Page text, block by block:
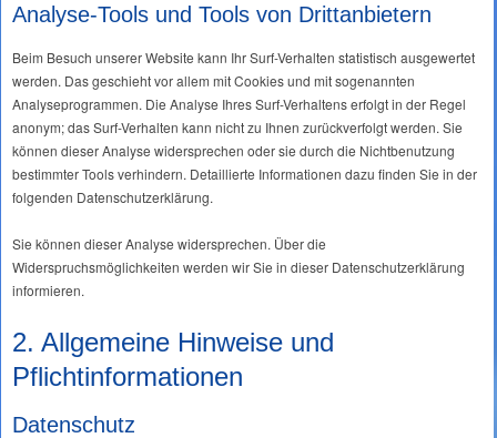
Analyse-Tools und Tools von Drittanbietern
Beim Besuch unserer Website kann Ihr Surf-Verhalten statistisch ausgewertet
werden. Das geschieht vor allem mit Cookies und mit sogenannten
Analyseprogrammen. Die Analyse Ihres Surf-Verhaltens erfolgt in der Regel
anonym; das Surf-Verhalten kann nicht zu Ihnen zurückverfolgt werden. Sie
können dieser Analyse widersprechen oder sie durch die Nichtbenutzung
bestimmter Tools verhindern. Detaillierte Informationen dazu finden Sie in der
folgenden Datenschutzerklärung.
Sie können dieser Analyse widersprechen. Über die
Widerspruchsmöglichkeiten werden wir Sie in dieser Datenschutzerklärung
informieren.
2. Allgemeine Hinweise und
Pflichtinformationen
Datenschutz